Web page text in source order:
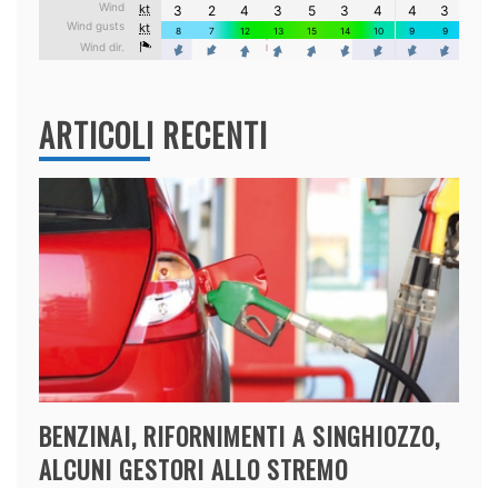
ARTICOLI RECENTI
BENZINAI, RIFORNIMENTI A SINGHIOZZO,
ALCUNI GESTORI ALLO STREMO